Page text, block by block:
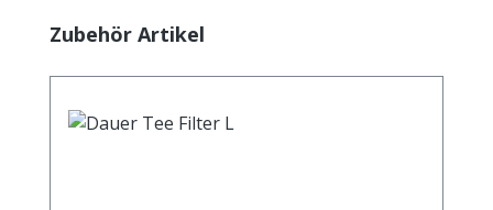
Produktgalerie überspringen
Zubehör Artikel